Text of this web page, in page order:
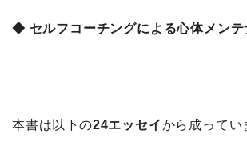
◆ セルフコーチングによる心体メンテ
本書は以下の24エッセイから成ってい